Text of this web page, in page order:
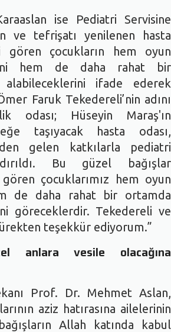
ise Pediatri Servisine
ve tefrişatı yenilenen hasta
gören çocukların hem oyun
hem de daha rahat bir
ifade ederek
Faruk Tekedereli’nin adını
odası; Hüseyin Maraş'ın
taşıyacak hasta odası,
gelen katkılarla pediatri
Bu güzel bağışlar
çocuklarımız hem oyun
de daha rahat bir ortamda
göreceklerdir. Tekedereli ve
teşekkür ediyorum.”
anlara vesile olacağına
Prof. Dr. Mehmet Aslan,
aziz hatırasına ailelerinin
Allah katında kabul